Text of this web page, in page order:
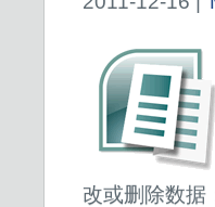
改或删除数据